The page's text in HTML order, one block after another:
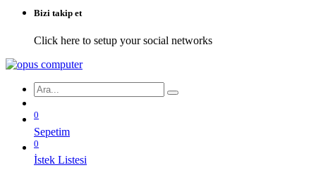
Bizi takip et
Click here to setup your social networks
0
Sepetim
0
İstek Listesi